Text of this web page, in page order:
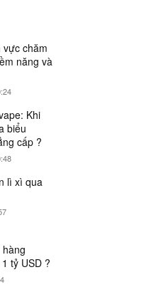
vực chăm
năng và
Khi
biểu
cấp ?
lì xì qua
tỷ USD ?